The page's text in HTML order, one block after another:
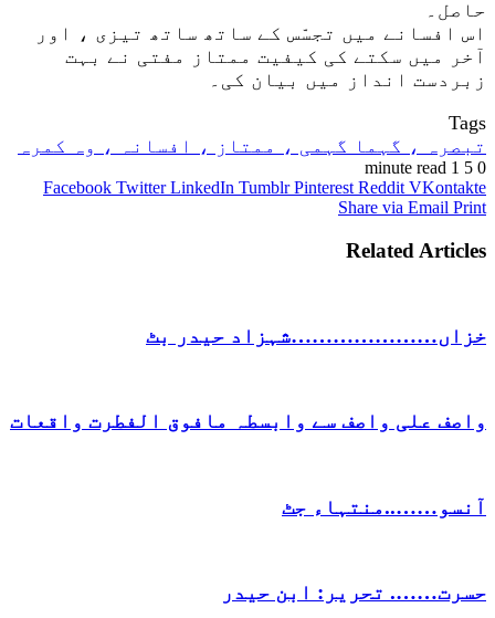
حاصل۔
اس افسانے میں تجسّس کے ساتھ ساتھ تیزی ، اور
آخر میں سکتے کی کیفیت ممتاز مفتی نے بہت
زبردست انداز میں بیان کی۔
Tags
تبصرہ ، گہما گہمی ، ممتاز ، افسانہ ، وہ کمرہ
0
1 minute read
Facebook Twitter LinkedIn Tumblr Pinterest Reddit VKontakte
Share via Email Print
Related Articles
خزاں…………………شہزاد حیدر بٹ
واصف علی واصف سے وابسطہ مافوق الفطرت واقعات
آنسو……..منتہاء جٹ
حسرت……. تحریر: ابن حیدر